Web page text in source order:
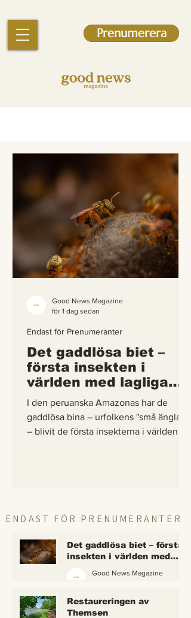
Prenumerera
Det gaddlösa biet –
första insekten i
världen med lagliga
rättigheter
I den peruanska Amazonas har de
gaddlösa bina – urfolkens "små änglar"
– blivit de första insekterna i världen att
Endast för Prenumeranter
Good News Magazine
för 1 dag sedan
ENDAST FÖR PRENUMERANTER
Det gaddlösa biet – första
insekten i världen med
Good News Magazine
Restaureringen av
Themsen